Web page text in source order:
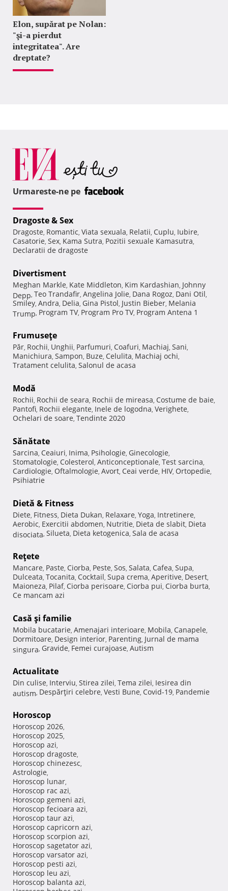
Elon, supărat pe Nolan:
"şi-a pierdut
integritatea". Are
dreptate?
Urmareste-ne pe
Dragoste & Sex
Dragoste, Romantic, Viata sexuala, Relatii, Cuplu, Iubire,
Casatorie, Sex, Kama Sutra, Pozitii sexuale Kamasutra,
Declaratii de dragoste
Divertisment
Meghan Markle, Kate Middleton, Kim Kardashian, Johnny
Depp, Teo Trandafir, Angelina Jolie, Dana Rogoz, Dani Otil,
Smiley, Andra, Delia, Gina Pistol, Justin Bieber, Melania
Trump, Program TV, Program Pro TV, Program Antena 1
Frumuseţe
Păr, Rochii, Unghii, Parfumuri, Coafuri, Machiaj, Sani,
Manichiura, Sampon, Buze, Celulita, Machiaj ochi,
Tratament celulita, Salonul de acasa
Modă
Rochii, Rochii de seara, Rochii de mireasa, Costume de baie,
Pantofi, Rochii elegante, Inele de logodna, Verighete,
Ochelari de soare, Tendinte 2020
Sănătate
Sarcina, Ceaiuri, Inima, Psihologie, Ginecologie,
Stomatologie, Colesterol, Anticonceptionale, Test sarcina,
Cardiologie, Oftalmologie, Avort, Ceai verde, HIV, Ortopedie,
Psihiatrie
Dietă & Fitness
Diete, Fitness, Dieta Dukan, Relaxare, Yoga, Intretinere,
Aerobic, Exercitii abdomen, Nutritie, Dieta de slabit, Dieta
disociata, Silueta, Dieta ketogenica, Sala de acasa
Reţete
Mancare, Paste, Ciorba, Peste, Sos, Salata, Cafea, Supa,
Dulceata, Tocanita, Cocktail, Supa crema, Aperitive, Desert,
Maioneza, Pilaf, Ciorba perisoare, Ciorba pui, Ciorba burta,
Ce mancam azi
Casă şi familie
Mobila bucatarie, Amenajari interioare, Mobila, Canapele,
Dormitoare, Design interior, Parenting, Jurnal de mama
singura, Gravide, Femei curajoase, Autism
Actualitate
Din culise, Interviu, Stirea zilei, Tema zilei, Iesirea din
autism, Despărţiri celebre, Vesti Bune, Covid-19, Pandemie
Horoscop
Horoscop 2026,
Horoscop 2025,
Horoscop azi,
Horoscop dragoste,
Horoscop chinezesc,
Astrologie,
Horoscop lunar,
Horoscop rac azi,
Horoscop gemeni azi,
Horoscop fecioara azi,
Horoscop taur azi,
Horoscop capricorn azi,
Horoscop scorpion azi,
Horoscop sagetator azi,
Horoscop varsator azi,
Horoscop pesti azi,
Horoscop leu azi,
Horoscop balanta azi,